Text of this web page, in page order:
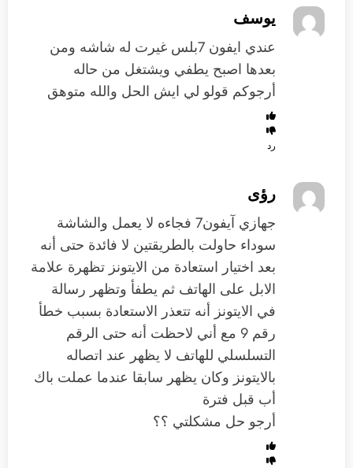
يوسف
عندي ايفون 7بلس غيرت له شاشه ومن
بعدها اصبح يطفي ويشتغل من حاله
أرجوكم قولو لي ايش الحل والله متوهق
رد
رؤى
جهازي آيفون7 فجاءه لا يعمل والشاشة
سوداء حاولت بالطريقتين لا فائدة حتى أنه
بعد اختيار استعادة من الايتونز تظهرة علامة
الابل على الهاتف ثم يطفأ وتظهر رسالة
في الايتونز أنه تتعذر الاستعادة بسبب خطأ
رقم 9 مع أني لاحظت أنه حتى الرقم
التسلسلي للهاتف لا يظهر عند اتصاله
بالايتونز وكان يظهر سابقا عندما عملت باك
أب قبل فترة
أرجو حل مشكلتي ؟؟